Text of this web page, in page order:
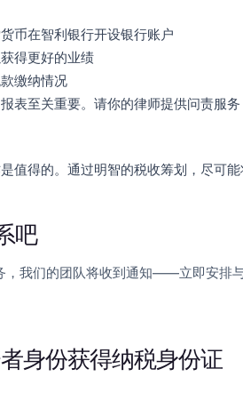
币在智利银行开设银行账户
得更好的业绩
缴纳情况
表至关重要。请你的律师提供问责服
值得的。通过明智的税收筹划，尽可
吧
，我们的团队将收到通知——立即安排
身份获得纳税身份证